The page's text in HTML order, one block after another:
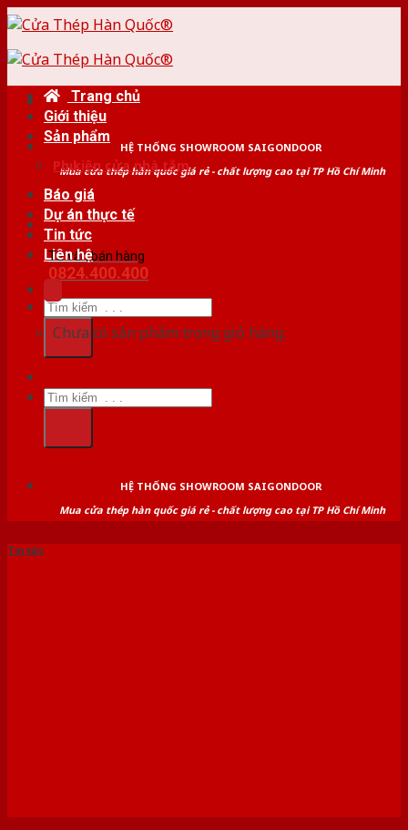
Skip
content
HỆ THỐNG SHOWROOM SAIGONDOOR
Mua cửa thép hàn quốc giá rẻ - chất lượng cao tại TP Hồ Chí Minh
Tư vấn bán hàng
0824.400.400
Tìm
kiếm:
Trang chủ
Giới thiệu
Sản phẩm
Phụ kiện cửa nhà tắm
Báo giá
Dự án thực tế
Tin tức
Liên hệ
Chưa có sản phẩm trong giỏ hàng.
Tìm
kiếm:
HỆ THỐNG SHOWROOM SAIGONDOOR
Mua cửa thép hàn quốc giá rẻ - chất lượng cao tại TP Hồ Chí Minh
Tin tức